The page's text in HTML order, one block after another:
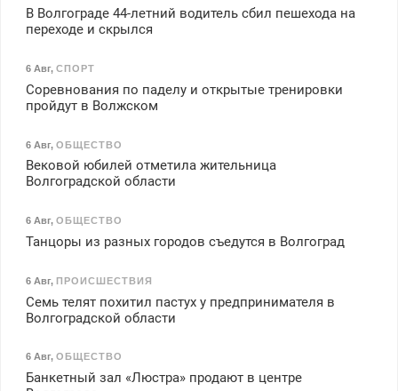
В Волгограде 44-летний водитель сбил пешехода на
переходе и скрылся
6 Авг, СПОРТ
Соревнования по паделу и открытые тренировки
пройдут в Волжском
6 Авг, ОБЩЕСТВО
Вековой юбилей отметила жительница
Волгоградской области
6 Авг, ОБЩЕСТВО
Танцоры из разных городов съедутся в Волгоград
6 Авг, ПРОИСШЕСТВИЯ
Семь телят похитил пастух у предпринимателя в
Волгоградской области
6 Авг, ОБЩЕСТВО
Банкетный зал «Люстра» продают в центре